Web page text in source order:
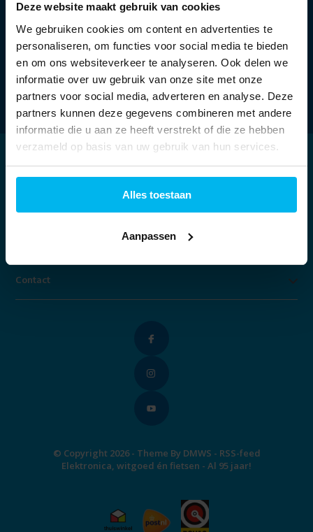
Deze website maakt gebruik van cookies
We gebruiken cookies om content en advertenties te
personaliseren, om functies voor social media te bieden
en om ons websiteverkeer te analyseren. Ook delen we
informatie over uw gebruik van onze site met onze
partners voor social media, adverteren en analyse. Deze
partners kunnen deze gegevens combineren met andere
informatie die u aan ze heeft verstrekt of die ze hebben
verzameld op basis van uw gebruik van hun services.
Alles toestaan
Aanpassen
Contact
© Copyright 2026 - Theme By DMWS - RSS-feed
Elektronica, witgoed én fietsen - Al 95 jaar!